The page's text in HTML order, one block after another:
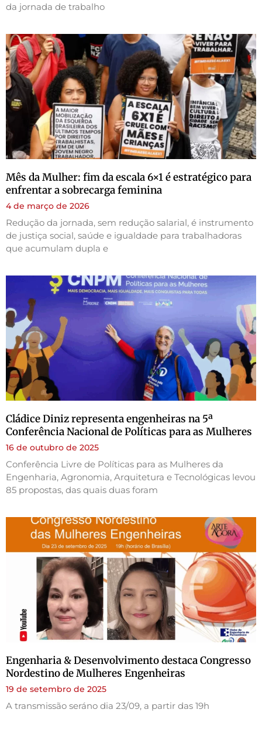
da jornada de trabalho
Mês da Mulher: fim da escala 6×1 é estratégico para
enfrentar a sobrecarga feminina
4 de março de 2026
Redução da jornada, sem redução salarial, é instrumento
de justiça social, saúde e igualdade para trabalhadoras
que acumulam dupla e
Cládice Diniz representa engenheiras na 5ª
Conferência Nacional de Políticas para as Mulheres
16 de outubro de 2025
Conferência Livre de Políticas para as Mulheres da
Engenharia, Agronomia, Arquitetura e Tecnológicas levou
85 propostas, das quais duas foram
Engenharia & Desenvolvimento destaca Congresso
Nordestino de Mulheres Engenheiras
19 de setembro de 2025
A transmissão seráno dia 23/09, a partir das 19h